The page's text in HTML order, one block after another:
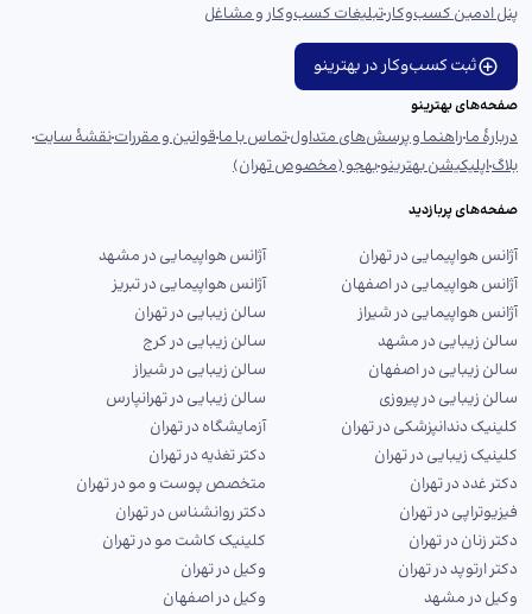
پنل ادمین کسب‌وکارتبلیغات کسب‌وکار و مشاغل
ثبت کسب‌وکار در بهترینو
صفحه‌های بهترینو
دربارهٔ ماراهنما و پرسش‌های متداولتماس با ماقوانین و مقرراتنقشهٔ سایت
بلاگاپلیکیشن بهترینوبهجو (مخصوص تهران)
صفحه‌های پربازدید
آژانس هواپیمایی در تهران
آژانس هواپیمایی در مشهد
آژانس هواپیمایی در اصفهان
آژانس هواپیمایی در تبریز
آژانس هواپیمایی در شیراز
سالن زیبایی در تهران
سالن زیبایی در مشهد
سالن زیبایی در کرج
سالن زیبایی در اصفهان
سالن زیبایی در شیراز
سالن زیبایی در پیروزی
سالن زیبایی در تهرانپارس
کلینیک دندانپزشکی در تهران
آزمایشگاه در تهران
کلینیک زیبایی در تهران
دکتر تغذیه در تهران
دکتر غدد در تهران
متخصص پوست و مو در تهران
فیزیوتراپی در تهران
دکتر روانشناس در تهران
دکتر زنان در تهران
کلینیک کاشت مو در تهران
دکتر ارتوپد در تهران
وکیل در تهران
وکیل در مشهد
وکیل در اصفهان